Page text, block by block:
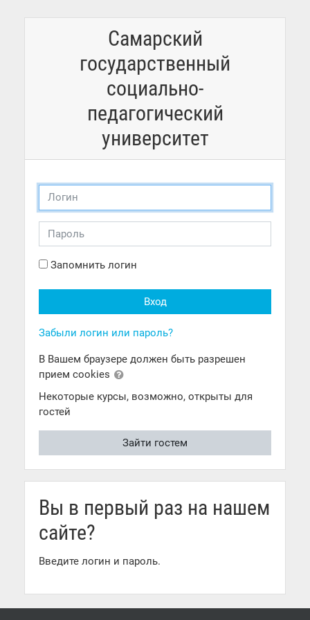
Самарский
государственный
социально-
педагогический
университет
Логин
Пароль
Запомнить логин
Вход
Забыли логин или пароль?
В Вашем браузере должен быть разрешен
прием cookies
Некоторые курсы, возможно, открыты для
гостей
Зайти гостем
Вы в первый раз на нашем
сайте?
Введите логин и пароль.